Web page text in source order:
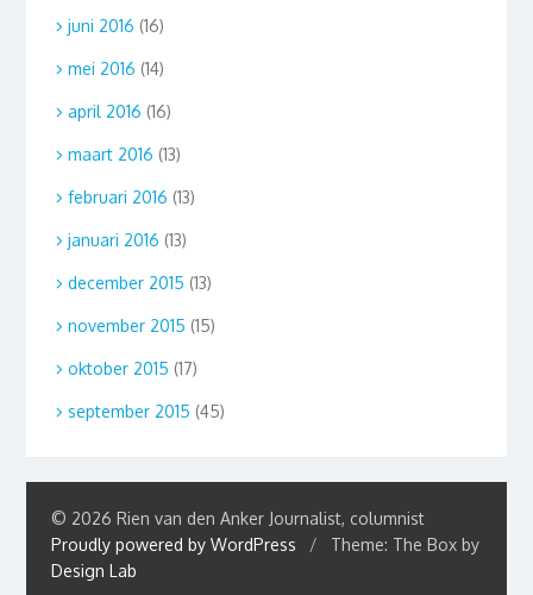
juni 2016 (16)
mei 2016 (14)
april 2016 (16)
maart 2016 (13)
februari 2016 (13)
januari 2016 (13)
december 2015 (13)
november 2015 (15)
oktober 2015 (17)
september 2015 (45)
© 2026 Rien van den Anker Journalist, columnist
Proudly powered by WordPress
/
Theme: The Box by
Design Lab